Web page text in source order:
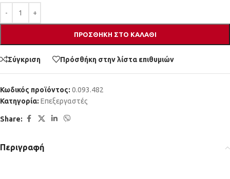
ΠΡΟΣΘΉΚΗ ΣΤΟ ΚΑΛΆΘΙ
Σύγκριση Πρόσθήκη στην λίστα επιθυμιών
Κωδικός προϊόντος: 0.093.482
Κατηγορία: Επεξεργαστές
Share:
Περιγραφή